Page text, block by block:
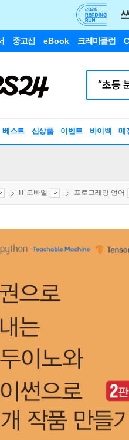
중고샵 eBook 크레마클럽
베스트 신상품 이벤트 바이백 매
IT 모바일 프로그래밍 언어